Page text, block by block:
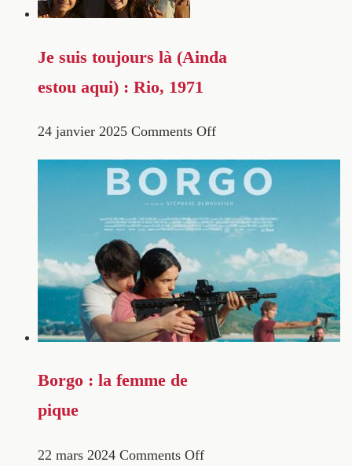
Je suis toujours là (Ainda
estou aqui) : Rio, 1971
24 janvier 2025 Comments Off
Borgo : la femme de
pique
22 mars 2024 Comments Off